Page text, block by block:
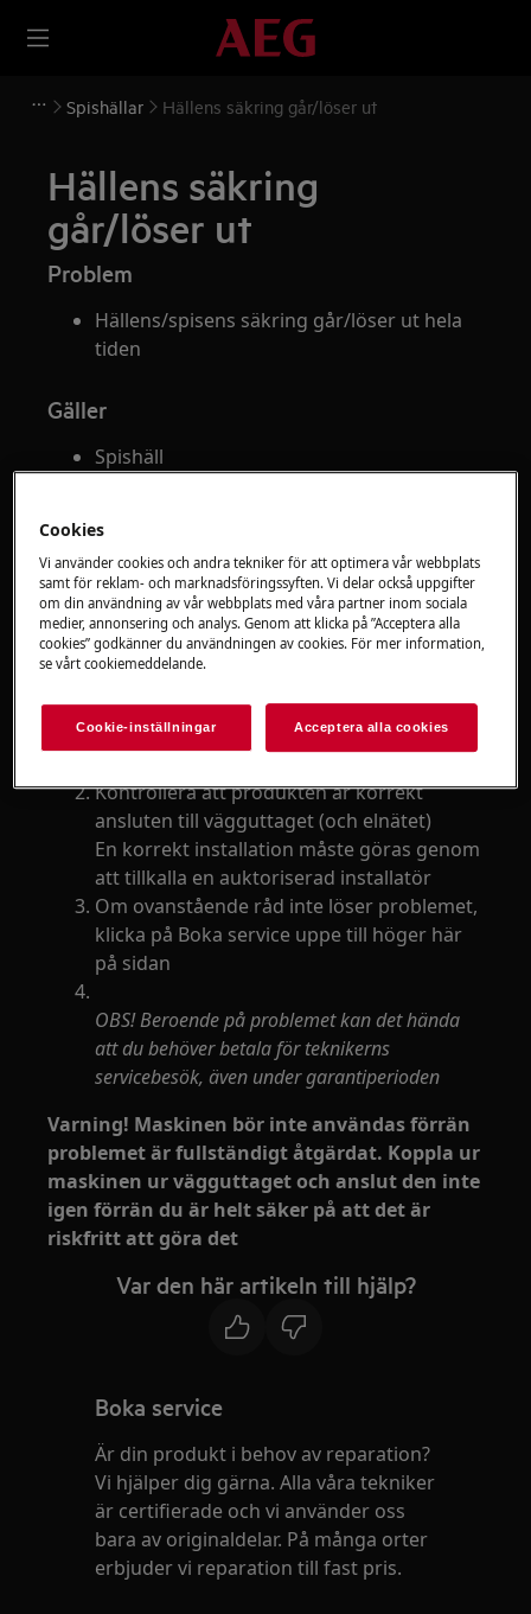
Spishällar Hällens säkring går/löser ut
Hällens säkring
går/löser ut
Problem
Hällens/spisens säkring går/löser ut hela
tiden
Gäller
Spishäll
Lösning
Kontrollera att säkringen har tillräcklig
kapacitet för effektbelastningen
har en säkring av rätt kapacitet och om
spisen är ansluten till en separat
Kontrollera att produkten är korrekt
ansluten till vägguttaget (och elnätet)
En korrekt installation måste göras genom
att tillkalla en auktoriserad installatör
Om ovanstående råd inte löser problemet,
klicka på Boka service uppe till höger här
på sidan
OBS! Beroende på problemet kan det hända
att du behöver betala för teknikerns
servicebesök, även under garantiperioden
Varning! Maskinen bör inte användas förrän
problemet är fullständigt åtgärdat. Koppla ur
maskinen ur vägguttaget och anslut den inte
igen förrän du är helt säker på att det är
riskfritt att göra det
Var den här artikeln till hjälp?
Boka service
Är din produkt i behov av reparation?
Vi hjälper dig gärna. Alla våra tekniker
är certifierade och vi använder oss
bara av originaldelar. På många orter
erbjuder vi reparation till fast pris.
Cookies
Vi använder cookies och andra tekniker för att optimera vår webbplats
samt för reklam- och marknadsföringssyften. Vi delar också uppgifter
om din användning av vår webbplats med våra partner inom sociala
medier, annonsering och analys. Genom att klicka på ”Acceptera alla
cookies” godkänner du användningen av cookies. För mer information,
se vårt cookiemeddelande.
Cookie-inställningar Acceptera alla cookies